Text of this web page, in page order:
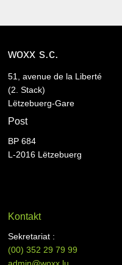
woxx s.c.
51, avenue de la Liberté
(2. Stack)
Lëtzebuerg-Gare
Post
BP 684
L-2016 Lëtzebuerg
Kontakt
Sekretariat :
(00)352 29 79 99